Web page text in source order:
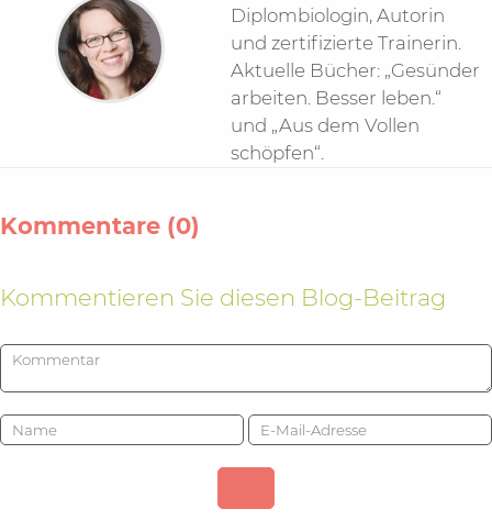
Diplombiologin, Autorin
und zertifizierte Trainerin.
Aktuelle Bücher: „Gesünder
arbeiten. Besser leben.“
und „Aus dem Vollen
schöpfen“.
Kommentare (0)
Kommentieren Sie diesen Blog-Beitrag